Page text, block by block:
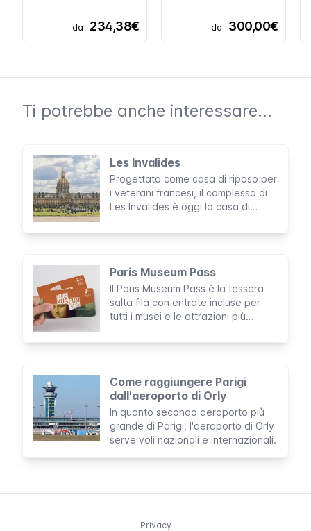
da 234,38€ da 300,00€
Ti potrebbe anche interessare...
Les Invalides
Progettato come casa di riposo per
i veterani francesi, il complesso di
Les Invalides è oggi la casa di
personaggi francesi più noti.
Paris Museum Pass
Il Paris Museum Pass è la tessera
salta fila con entrate incluse per
tutti i musei e le attrazioni più
Come raggiungere Parigi
dall'aeroporto di Orly
In quanto secondo aeroporto più
grande di Parigi, l'aeroporto di Orly
serve voli nazionali e internazionali.
Privacy